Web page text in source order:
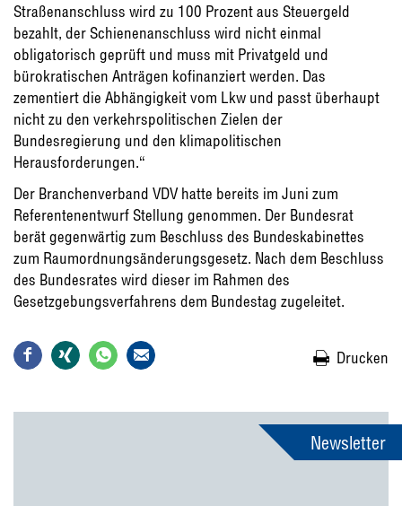
Straßenanschluss wird zu 100 Prozent aus Steuergeld
bezahlt, der Schienenanschluss wird nicht einmal
obligatorisch geprüft und muss mit Privatgeld und
bürokratischen Anträgen kofinanziert werden. Das
zementiert die Abhängigkeit vom Lkw und passt überhaupt
nicht zu den verkehrspolitischen Zielen der
Bundesregierung und den klimapolitischen
Herausforderungen.“
Der Branchenverband VDV hatte bereits im Juni zum
Referentenentwurf Stellung genommen. Der Bundesrat
berät gegenwärtig zum Beschluss des Bundeskabinettes
zum Raumordnungsänderungsgesetz. Nach dem Beschluss
des Bundesrates wird dieser im Rahmen des
Gesetzgebungsverfahrens dem Bundestag zugeleitet.
Drucken
Newsletter